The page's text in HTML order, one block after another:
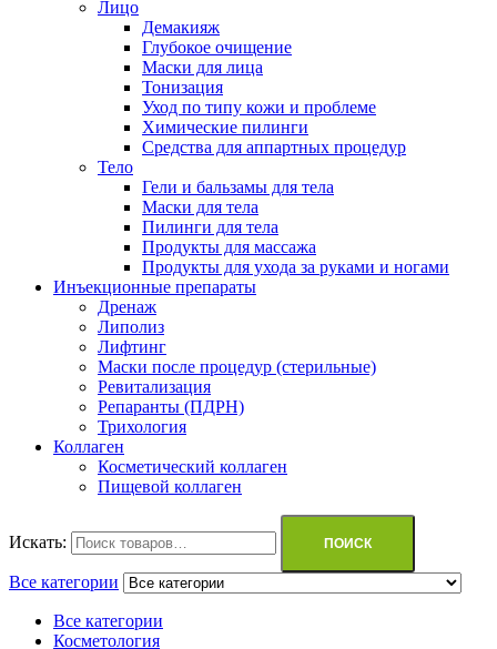
Лицо
Демакияж
Глубокое очищение
Маски для лица
Тонизация
Уход по типу кожи и проблеме
Химические пилинги
Средства для аппартных процедур
Тело
Гели и бальзамы для тела
Маски для тела
Пилинги для тела
Продукты для массажа
Продукты для ухода за руками и ногами
Инъекционные препараты
Дренаж
Липолиз
Лифтинг
Маски после процедур (стерильные)
Ревитализация
Репаранты (ПДРН)
Трихология
Коллаген
Косметический коллаген
Пищевой коллаген
Искать: ПОИСК
Все категории
Все категории
Косметология